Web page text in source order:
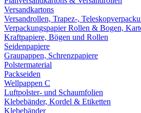
Versandkartons
Versandrollen, Trapez-,
Verpackungspapier Rollen & Bogen,
Kraftpapiere, Bögen und Rollen
Seidenpapiere
Graupappen, Schrenzpapiere
Polstermaterial
Packseiden
Wellpappen C
Luftpolster- und Schaumfolien
Klebebänder, Kordel & Etiketten
Klebebänder